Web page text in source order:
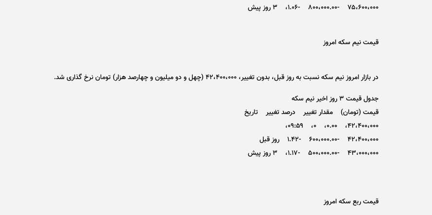
۷۵،۶۰۰،۰۰۰ -۸۰۰،۰۰۰.۰۰ -۱.۰۶، ۳ روز پیش
قیمت نیم سکه امروز
در بازار امروز نیم سکه نسبت به روز قبل، بدون تغییر، ۴۲،۴۰۰،۰۰۰ (چهل و دو میلیون و چهارصد هزار) تومان نرخ گذاری شد.
جدول قیمت ۳ روز اخیر نیم سکه
قیمت (تومان) مقدار تغییر درصد تغییر تاریخ
۴۲،۴۰۰،۰۰۰، ۰.۰۰، ۰، ۰۹:۵۹،
۴۲،۴۰۰،۰۰۰ -۶۰۰،۰۰۰.۰۰ -۱.۴۲ روز قبل
۴۳،۰۰۰،۰۰۰ -۵۰۰،۰۰۰.۰۰ -۱.۱۷، ۳ روز پیش
قیمت ربع سکه امروز